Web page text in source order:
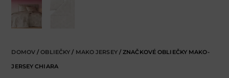
DOMOV/OBLIEČKY / MAKO JERSEY/ ZNAČKOVÉ OBLIEČKY MAKO-
JERSEY CHIARA